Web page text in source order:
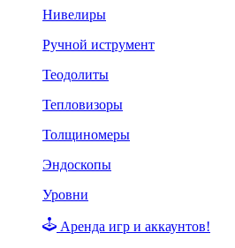
Нивелиры
Ручной иструмент
Теодолиты
Тепловизоры
Толщиномеры
Эндоскопы
Уровни
Аренда игр и аккаунтов!